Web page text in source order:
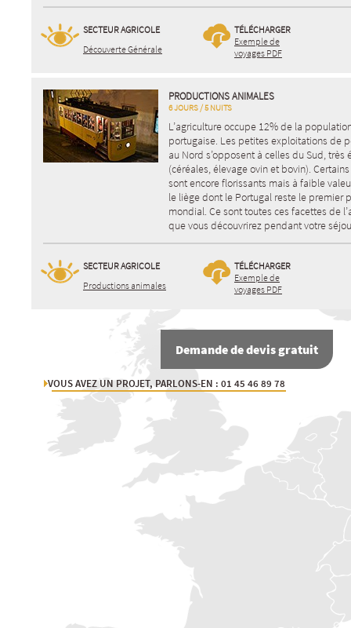
SECTEUR AGRICOLE
Découverte Générale
TÉLÉCHARGER
Exemple de
voyages PDF
PRODUCTIONS ANIMALES
6 JOURS / 5 NUITS
L’agriculture occupe 12% de la
portugaise. Les petites exploitations de
au Nord s’opposent à celles du Sud, très
(céréales, élevage ovin et bovin).
sont encore florissants mais à faible
le liège dont le Portugal reste le premier
mondial. Ce sont toutes ces facettes de
que vous découvrirez pendant votre
SECTEUR AGRICOLE
Productions animales
TÉLÉCHARGER
Exemple de
voyages PDF
Demande de devis gratuit
VOUS AVEZ UN PROJET, PARLONS-EN : 01 45 46 89 78